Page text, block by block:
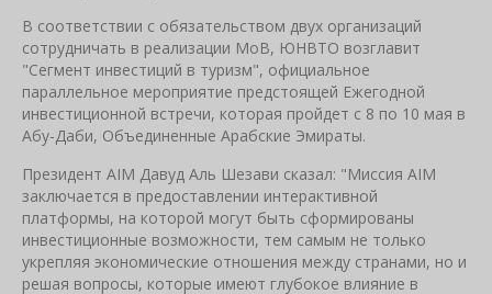
В соответствии с обязательством двух организаций
сотрудничать в реализации МоВ, ЮНВТО возглавит
"Сегмент инвестиций в туризм", официальное
параллельное мероприятие предстоящей Ежегодной
инвестиционной встречи, которая пройдет с 8 по 10 мая в
Абу-Даби, Объединенные Арабские Эмираты.
Президент AIM Давуд Аль Шезави сказал: "Миссия AIM
заключается в предоставлении интерактивной
платформы, на которой могут быть сформированы
инвестиционные возможности, тем самым не только
укрепляя экономические отношения между странами, но и
решая вопросы, которые имеют глубокое влияние в